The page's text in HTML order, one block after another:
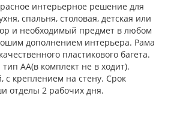
интерьерное решение для
спальня, столовая, детская или
и необходимый предмет в любом
дополнением интерьера. Рама
пластикового багета.
тип АА(в комплект не в ходит).
креплением на стену. Срок
отделы 2 рабочих дня.